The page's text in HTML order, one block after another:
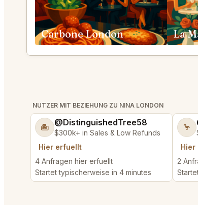
Carbone London La
NUTZER MIT BEZIEHUNG ZU NINA LONDON
🏝️ @DistinguishedTree58
$300k+ in Sales & Low Refunds
Hier erfuellt
4 Anfragen hier erfuellt
Startet typischerweise in 4 minutes
🦩
2